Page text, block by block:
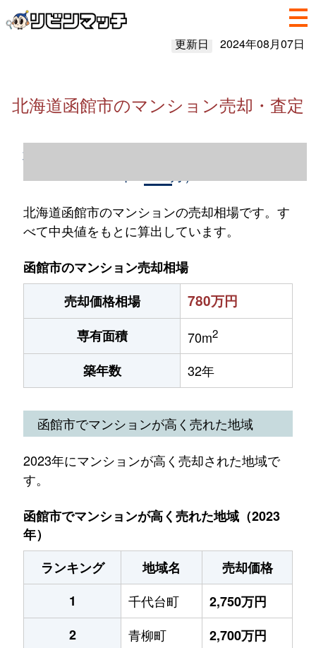
更新日 2024年08月07日
北海道函館市のマンション売却・査定
北海道函館市のマンション売却情報（2023
北海道函館市のマンションの売却相場です。す
べて中央値をもとに算出しています。
函館市のマンション売却相場
売却価格相場
780万円
専有面積 70m2
築年数 32年
函館市でマンションが高く売れた地域
2023年にマンションが高く売却された地域で
す。
函館市でマンションが高く売れた地域（2023
年）
ランキング
地域名
売却価格
1
千代台町
2,750万円
2
青柳町
2,700万円